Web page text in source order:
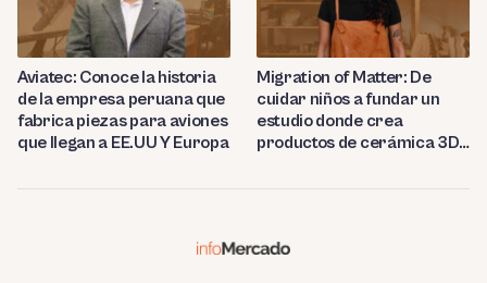
Aviatec: Conoce la historia
de la empresa peruana que
fabrica piezas para aviones
que llegan a EE.UU Y Europa
Migration of Matter: De
cuidar niños a fundar un
estudio donde crea
productos de cerámica 3D